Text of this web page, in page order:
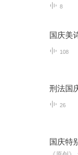
8
国庆美
108
刑法国
26
国庆特